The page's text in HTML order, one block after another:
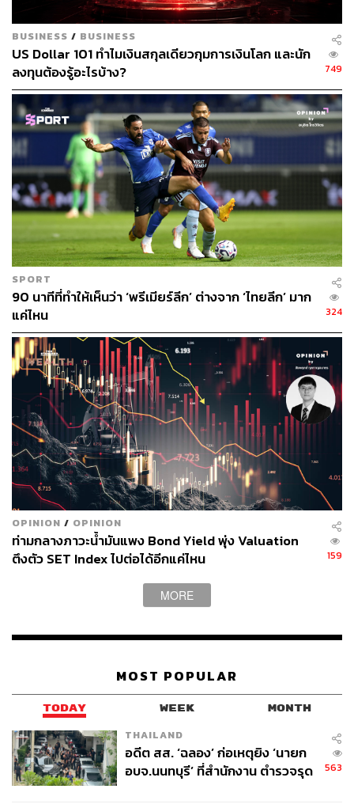
5.00% สู่ระดับ 2.75-3.00% ภายในเดือนกันยายน 2025
ขณะที่การคาดการณ์ของ Fed ที่ชี้ว่า การปรับลดอัตรา
ดอกเบี้ยลงสู่ระดับ 2.75-3.00% ซึ่งเป็นระดับเดียวกับการคาด
การณ์อัตราดอกเบี้ยระยะยาวของ Fed อาจเกิดในปี 2027
หรือเท่ากับต้องใช้ระยะเวลาไม่ต่ำกว่า 2 ปี ซึ่งความต่างของ
ระยะเวลาดังกล่าว สะท้อนว่าตลาดเก็งการปรับลดอัตรา
ดอกเบี้ยลงของ Fed ด้วยขนาดและความเร่งที่มาก เพื่อนำ
อัตราดอกเบี้ยกลับสู่ภาวะปกติภายในระยะเวลาเพียง 1 ปีนับ
จากนี้
ความเร่งในการปรับลดอัตราดอกเบี้ยดังกล่าว นับเป็นสิ่งที่นำ
ไปสู่ข้อถกเถียงที่คล้ายกับช่วงก่อนหน้านี้ เนื่องด้วยหาก
เศรษฐกิจสหรัฐฯ กำลังอยู่ในทิศทางที่ดี มีแนวโน้มชะลอตัวลง
ในรูปแบบ Soft Landing ได้สำเร็จ Fed ไม่มีความจำเป็นต้อง
เร่งปรับลดอัตราดอกเบี้ยลงเท่ากับกระแสการคาดการณ์ของ
ตลาดในปัจจุบัน เว้นแต่เศรษฐกิจสหรัฐฯ อาจไม่ได้อยู่ใน
ทิศทางที่ดีมากนัก สอดคล้องกับ Citibank ที่ชี้ว่า ความเสี่ยงที่
เศรษฐกิจสหรัฐฯ จะเผชิญกับภาวะ Hard Landing นั้นเพิ่มสูง
ขึ้น หลังภาวะตลาดแรงงานสหรัฐฯ อ่อนแอลง ซึ่งเป็นปัจจัยที่
มีแนวโน้มชี้นำให้ Fed จำเป็นต้องเร่งปรับลดอัตราดอกเบี้ย
ลง
ราคาทองคำจะปรับตัวขึ้นถึงระดับใด หากเศรษฐกิจ
สหรัฐฯ สามารถชะลอตัวลงแบบ Soft Landing
กระแสการคาดการณ์ต่อแนวโน้มที่ Fed จะปรับลดอัตรา
ดอกเบี้ยลงอย่างรวดเร็วและรุนแรง มีส่วนสร้างแรงกดดันให้
ค่าเงินดอลลาร์และอัตราผลตอบแทนพันธบัตรสหรัฐฯ หนุน
การปรับตัวขึ้นของราคาทองคำ ภายหลังการรับทราบข้อมูล
จากการประชุม FOMC รอบเดือนกันยายน ประกอบกับ
รุนแรงขึ้น ราคาทองคำจึงสร้างระดับสูงสุดตลอดกาลได้อย่าง
2,685.47 ดอลลาร์ต่อออนซ์
อย่างไรก็ดี ขนาดและความเร่งการปรับลดอัตราดอกเบี้ยของ
Fed ยังนับว่าเป็นประเด็นที่อาจสร้างความเสี่ยงให้กับราคา
ทองคำได้ในระยะข้างหน้า เนื่องด้วยราคาทองคำซึมซับมุม
มองเชิงบวกของประเด็นดังกล่าวไปในระดับสูง หากมีการ
BUSINESS / BUSINESS
US Dollar 101 ทำไมเงินสกุลเดียวกุมการเงินโลก และนัก
ลงทุนต้องรู้อะไรบ้าง?
749
SPORT
90 นาทีที่ทำให้เห็นว่า ‘พรีเมียร์ลีก’ ต่างจาก ‘ไทยลีก’ มาก
แค่ไหน
324
OPINION / OPINION
ท่ามกลางภาวะน้ำมันแพง Bond Yield พุ่ง Valuation
ตึงตัว SET Index ไปต่อได้อีกแค่ไหน
159
MORE
MOST POPULAR
TODAY WEEK MONTH
THAILAND
อดีต สส. ‘ฉลอง’ ก่อเหตุยิง ‘นายก
อบจ.นนทบุรี’ ที่สำนักงาน ตำรวจรุด
563